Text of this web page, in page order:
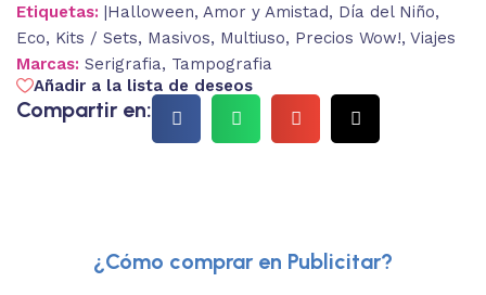
Etiquetas: |Halloween, Amor y Amistad, Día del Niño,
Eco, Kits / Sets, Masivos, Multiuso, Precios Wow!, Viajes
Marcas: Serigrafia, Tampografia
Añadir a la lista de deseos
Compartir en:
¿Cómo comprar en Publicitar?